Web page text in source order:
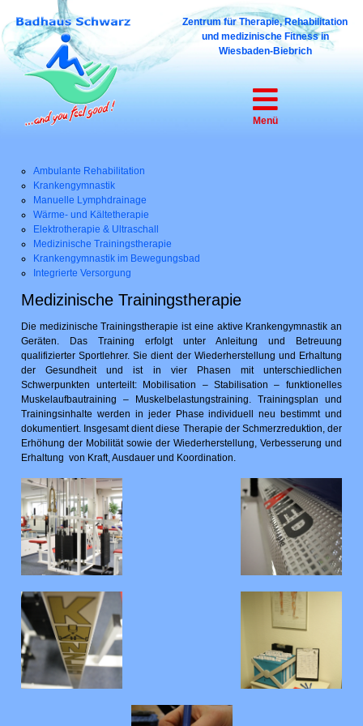
Zentrum für Therapie, Reha­bilitation
und medizinische Fitness in
Wiesbaden-Biebrich
Menü
Ambulante Rehabilitation
Krankengymnastik
Manuelle Lymphdrainage
Wärme- und Kältetherapie
Elektrotherapie & Ultraschall
Medizinische Trainingstherapie
Krankengymnastik im Bewegungsbad
Integrierte Versorgung
Medizinische Trainingstherapie
Die medizinische Trainingstherapie ist eine aktive Krankengymnastik an
Geräten. Das Training erfolgt unter Anleitung und Betreuung
qualifizierter Sportlehrer. Sie dient der Wiederherstellung und Erhaltung
der Gesundheit und ist in vier Phasen mit unterschiedlichen
Schwerpunkten unterteilt: Mobilisation – Stabilisation – funktionelles
Muskelaufbautraining – Muskelbelastungstraining. Trainingsplan und
Trainingsinhalte werden in jeder Phase individuell neu bestimmt und
dokumentiert. Insgesamt dient diese Therapie der Schmerzreduktion, der
Erhöhung der Mobilität sowie der Wiederherstellung, Verbesserung und
Erhaltung von Kraft, Ausdauer und Koordination.